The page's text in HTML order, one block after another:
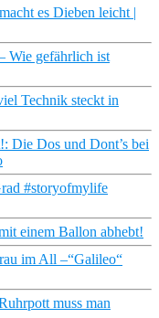
es Dieben leicht |
Wie gefährlich ist
Technik steckt in
Die Dos und Dont’s bei
#storyofmylife
einem Ballon abhebt!
im All –“Galileo“
muss man